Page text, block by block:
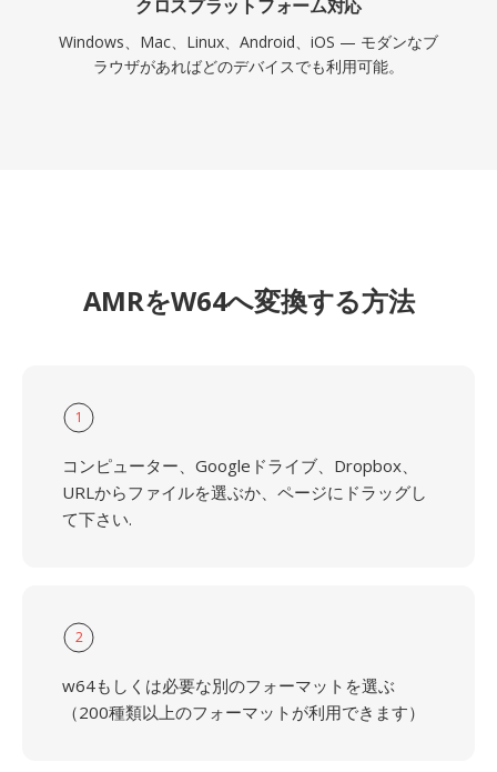
クロスプラットフォーム対応
Windows、Mac、Linux、Android、iOS — モダンなブ
ラウザがあればどのデバイスでも利用可能。
AMRをW64へ変換する方法
1
コンピューター、Googleドライブ、Dropbox、
URLからファイルを選ぶか、ページにドラッグし
て下さい.
2
w64もしくは必要な別のフォーマットを選ぶ
（200種類以上のフォーマットが利用できます）